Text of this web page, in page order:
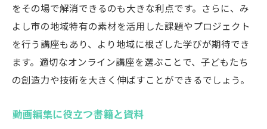
をその場で解消できるのも大きな利点です。さらに、み
よし市の地域特有の素材を活用した課題やプロジェクト
を行う講座もあり、より地域に根ざした学びが期待でき
ます。適切なオンライン講座を選ぶことで、子どもたち
の創造力や技術を大きく伸ばすことができるでしょう。
動画編集に役立つ書籍と資料